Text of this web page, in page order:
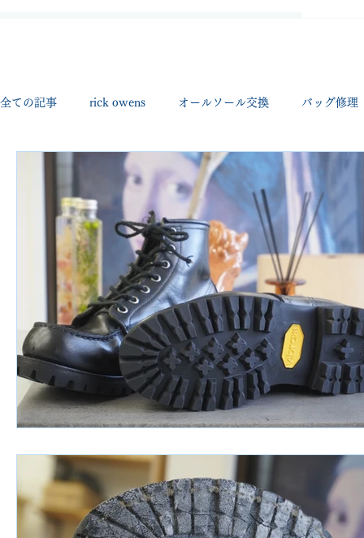
全ての記事 rick owens オールソール交換 バッグ修理
Christian louboutin allen edmonds
new balance jimmy choo クリーニング•撥水コーテ
johnlobb edward green george cox hermes
loewe crockett&jones